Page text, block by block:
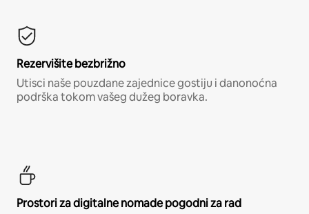
Rezervišite bezbrižno
Utisci naše pouzdane zajednice gostiju i danonoćna
podrška tokom vašeg dužeg boravka.
Prostori za digitalne nomade pogodni za rad